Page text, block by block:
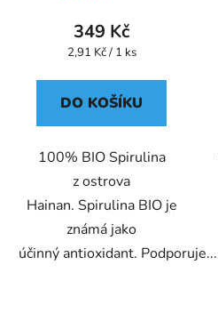
349 Kč
Měrná
2,91 Kč / 1 ks
DO KOŠÍKU
100% BIO Spirulina
z ostrova
Hainan. Spirulina BIO je
známá jako
účinný antioxidant. Podporuje...